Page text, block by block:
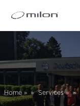
Home » Services»